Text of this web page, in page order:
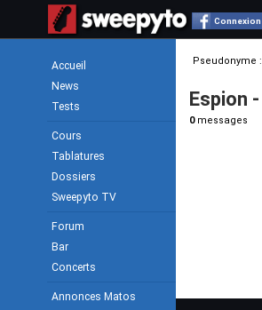
Connexion
Accueil
News
Tests
Cours
Tablatures
Dossiers
Sweepyto TV
Forum
Bar
Concerts
Annonces Matos
Pseudonyme :
Espion
0messages